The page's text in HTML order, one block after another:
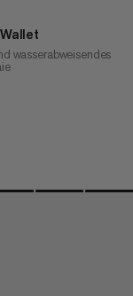
wasserabweisendes